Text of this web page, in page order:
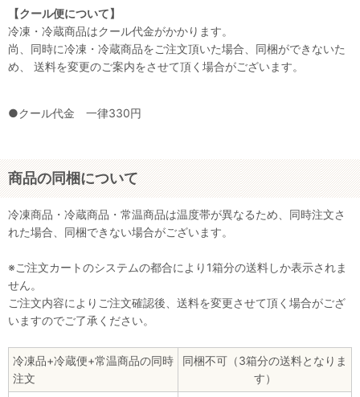
【クール便について】
冷凍・冷蔵商品はクール代金がかかります。
尚、同時に冷凍・冷蔵商品をご注文頂いた場合、同梱ができないた
め、 送料を変更のご案内をさせて頂く場合がございます。
●クール代金 一律330円
商品の同梱について
冷凍商品・冷蔵商品・常温商品は温度帯が異なるため、同時注文さ
れた場合、同梱できない場合がございます。
※ご注文カートのシステムの都合により1箱分の送料しか表示されま
せん。
ご注文内容によりご注文確認後、送料を変更させて頂く場合がござ
いますのでご了承ください。
冷凍品+冷蔵便+常温商品の同時
注文
同梱不可（3箱分の送料となりま
す）